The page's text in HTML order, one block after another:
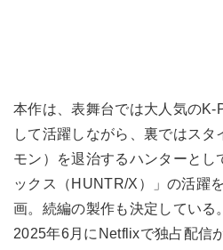
本作は、表舞台では大人気のK-
して活躍しながら、裏ではス
モン）を退治するハンターとし
ックス（HUNTR/X）」の活躍
画。続編の製作も決定している。
2025年6月にNetflixで独占配信